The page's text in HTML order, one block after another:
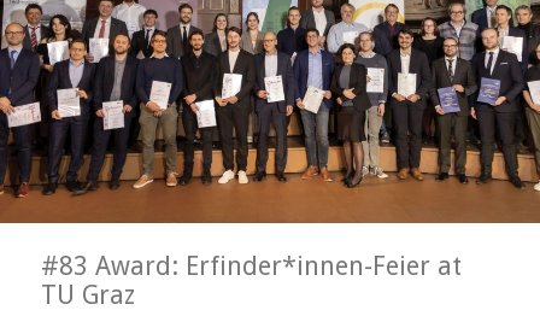
#83 Award: Erfinder*innen-Feier at
TU Graz